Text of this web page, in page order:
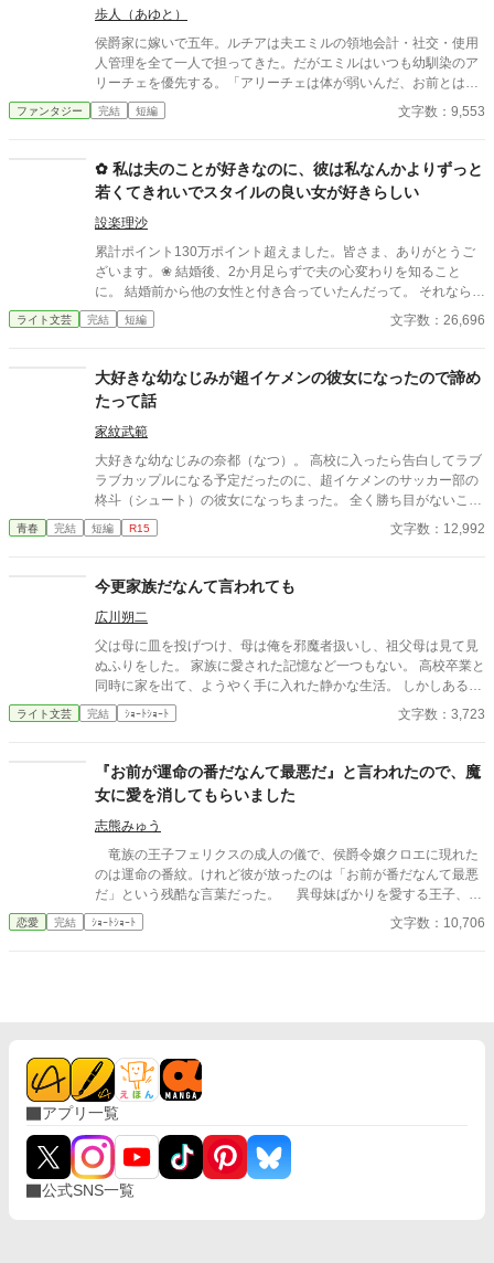
とに気づいた
歩人（あゆと）
侯爵家に嫁いで五年。ルチアは夫エミルの領地会計・社交・使用
人管理を全て一人で担ってきた。だがエミルはいつも幼馴染のア
リーチェを優先する。「アリーチェは体が弱いんだ、お前とは違
う」——その言葉を百回聞いた日、ルチアは微笑んで離縁届に署
名した。「ええ、私は丈夫ですから。どうぞ幼馴染様をお大事
らの陳情の山、そして紅茶の淹れ方すら知らない自分。三ヶ月
後、かつて「地味な妻」と呼ばれたルチアは、辺境伯の財務顧問
として辣腕を振るっていた。
ファンタジー 完結 短編 文字数：9,553
✿ 私は夫のことが好きなのに、彼は私なんかよりずっと
若くてきれいでスタイルの良い女が好きらしい
設楽理沙
累計ポイント130万ポイント超えました。皆さま、ありがとうご
ざいます。❀ 結婚後、2か月足らずで夫の心変わりを知ること
に。 結婚前から他の女性と付き合っていたんだって。 それならそ
うと、ちゃんと話してくれていれば、結婚なんて しなかった。 呆
れた私はすぐに家を出て自立の道を探すことにした。 それなの
夫。 だめだめ、信用できないからね～。 さようなら。 ＊＊＊＊
＊＊*.✿..✿.*＊＊＊＊＊＊ ◇｜日比野滉星《ひびのこうせい》32
才 会社員 ◇ 日比野ひまり 32才 ◇ 石田唯 29才
滉星の同僚 ◇新堂冬也 25才 ひまり
の転職先の先輩(鉄道会社) 2025.4.11 完結 25649字
ライト文芸 完結 短編 文字数：26,696
大好きな幼なじみが超イケメンの彼女になったので諦め
たって話
家紋武範
大好きな幼なじみの奈都（なつ）。 高校に入ったら告白してラブ
ラブカップルになる予定だったのに、超イケメンのサッカー部の
柊斗（シュート）の彼女になっちまった。 全く勝ち目がないこの
恋。 潔く諦めることにした。
青春 完結 短編 R15 文字数：12,992
今更家族だなんて言われても
広川朔二
父は母に皿を投げつけ、母は俺を邪魔者扱いし、祖父母は見て見
ぬふりをした。 家族に愛された記憶など一つもない。 高校卒業と
同時に家を出て、ようやく手に入れた静かな生活。 しかしある
日、母の訃報と共に現れたのは、かつて俺を捨てた“父”だった―
―。 金を無心され、拒絶し、それでも迫ってくる血縁という鎖。
穏やかな怒りが胸に満ちる、爽快で静かな断絶の物語。
ライト文芸 完結 ｼｮｰﾄｼｮｰﾄ 文字数：3,723
『お前が運命の番だなんて最悪だ』と言われたので、魔
女に愛を消してもらいました
志熊みゅう
竜族の王子フェリクスの成人の儀で、侯爵令嬢クロエに現れた
のは運命の番紋。けれど彼が放ったのは「お前が番だなんて最悪
だ」という残酷な言葉だった。 異母妹ばかりを愛する王子、家
族に疎まれる日々に耐えきれなくなったクロエは、半地下に住む
魔女へ願う。「この愛を消してください」と。 恋も嫉妬も失
恋愛 完結 ｼｮｰﾄｼｮｰﾄ 文字数：10,706
アプリ一覧
公式SNS一覧